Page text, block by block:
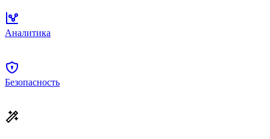
Аналитика
Безопасность